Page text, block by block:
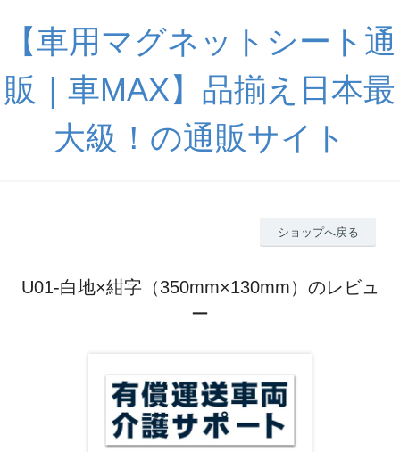
【車用マグネットシート通
販｜車MAX】品揃え日本最
大級！の通販サイト
ショップへ戻る
U01-白地×紺字（350mm×130mm）のレビュ
ー